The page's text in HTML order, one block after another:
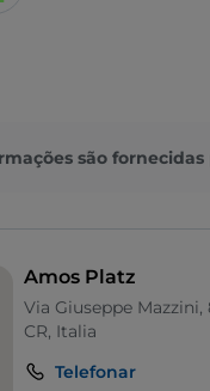
são fornecidas
Amos Platz
Via Giuseppe Mazzini,
CR, Italia
Telefonar